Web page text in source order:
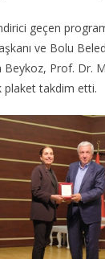
geçen
ve Bolu
Beykoz, Prof. Dr.
plaket takdim etti.